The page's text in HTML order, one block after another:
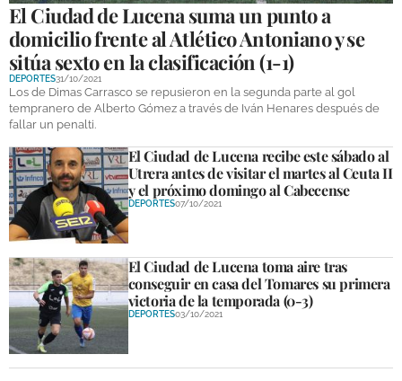
El Ciudad de Lucena suma un punto a
domicilio frente al Atlético Antoniano y se
sitúa sexto en la clasificación (1-1)
DEPORTES31/10/2021
Los de Dimas Carrasco se repusieron en la segunda parte al gol
tempranero de Alberto Gómez a través de Iván Henares después de
fallar un penalti.
El Ciudad de Lucena recibe este sábado al
Utrera antes de visitar el martes al Ceuta II
y el próximo domingo al Cabecense
DEPORTES07/10/2021
El Ciudad de Lucena toma aire tras
conseguir en casa del Tomares su primera
victoria de la temporada (0-3)
DEPORTES03/10/2021